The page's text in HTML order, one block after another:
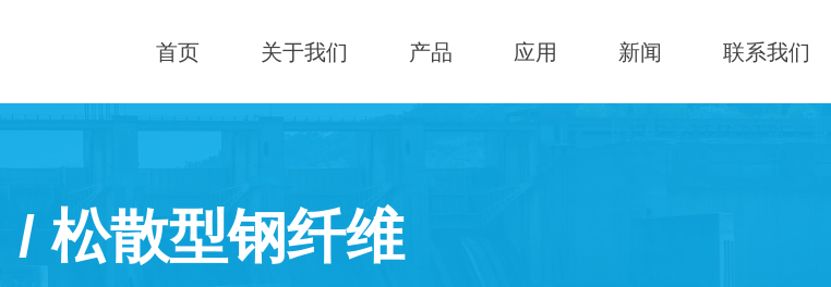
首页 关于我们 产品 应用 新闻 联系我们
/ 松散型钢纤维